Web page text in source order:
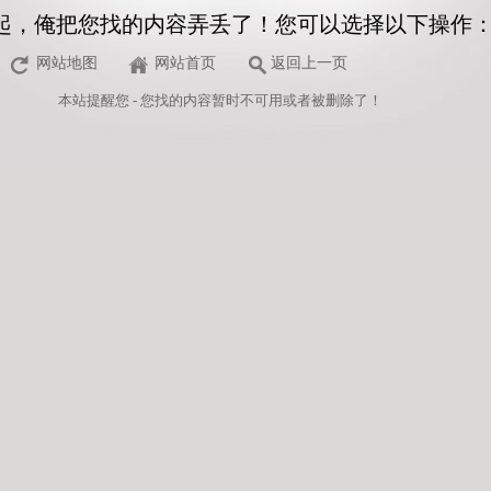
，俺把您找的内容弄丢了！您可以选择以下操作
网站地图 网站首页 返回上一页
本站提醒您 - 您找的内容暂时不可用或者被删除了！